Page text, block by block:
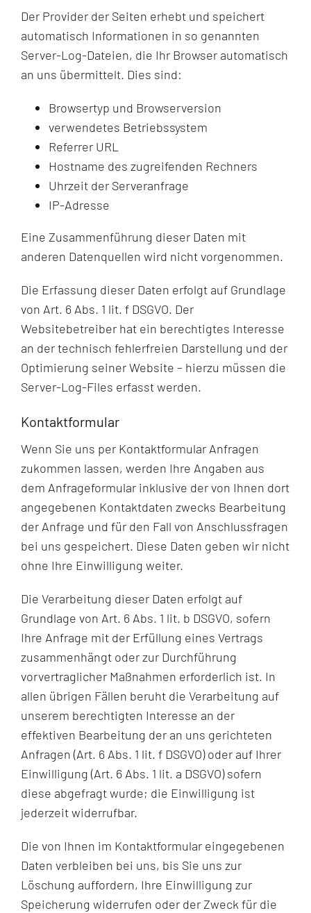
Der Provider der Seiten erhebt und speichert
automatisch Informationen in so genannten
Server-Log-Dateien, die Ihr Browser automatisch
an uns übermittelt. Dies sind:
Browsertyp und Browserversion
verwendetes Betriebssystem
Referrer URL
Hostname des zugreifenden Rechners
Uhrzeit der Serveranfrage
IP-Adresse
Eine Zusammenführung dieser Daten mit
anderen Datenquellen wird nicht vorgenommen.
Die Erfassung dieser Daten erfolgt auf Grundlage
von Art. 6 Abs. 1 lit. f DSGVO. Der
Websitebetreiber hat ein berechtigtes Interesse
an der technisch fehlerfreien Darstellung und der
Optimierung seiner Website – hierzu müssen die
Server-Log-Files erfasst werden.
Kontaktformular
Wenn Sie uns per Kontaktformular Anfragen
zukommen lassen, werden Ihre Angaben aus
dem Anfrageformular inklusive der von Ihnen dort
angegebenen Kontaktdaten zwecks Bearbeitung
der Anfrage und für den Fall von Anschlussfragen
bei uns gespeichert. Diese Daten geben wir nicht
ohne Ihre Einwilligung weiter.
Die Verarbeitung dieser Daten erfolgt auf
Grundlage von Art. 6 Abs. 1 lit. b DSGVO, sofern
Ihre Anfrage mit der Erfüllung eines Vertrags
zusammenhängt oder zur Durchführung
vorvertraglicher Maßnahmen erforderlich ist. In
allen übrigen Fällen beruht die Verarbeitung auf
unserem berechtigten Interesse an der
effektiven Bearbeitung der an uns gerichteten
Anfragen (Art. 6 Abs. 1 lit. f DSGVO) oder auf Ihrer
Einwilligung (Art. 6 Abs. 1 lit. a DSGVO) sofern
diese abgefragt wurde; die Einwilligung ist
jederzeit widerrufbar.
Die von Ihnen im Kontaktformular eingegebenen
Daten verbleiben bei uns, bis Sie uns zur
Löschung auffordern, Ihre Einwilligung zur
Speicherung widerrufen oder der Zweck für die